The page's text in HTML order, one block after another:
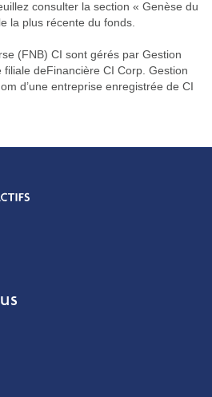
consulter la section « Genèse du
la plus récente du fonds.
(FNB) CI sont gérés par Gestion
filiale deFinancière CI Corp. Gestion
d’une entreprise enregistrée de CI